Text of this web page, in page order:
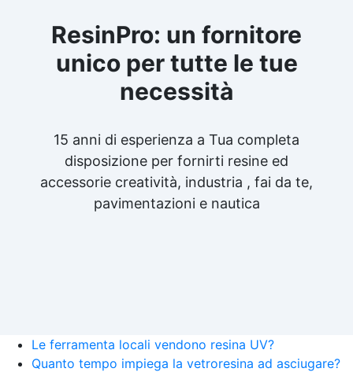
ResinPro: un fornitore
unico per tutte le tue
necessità
15 anni di esperienza a Tua completa
disposizione per fornirti resine ed
accessorie creatività, industria , fai da te,
pavimentazioni e nautica
Le ferramenta locali vendono resina UV?
Quanto tempo impiega la vetroresina ad asciugare?